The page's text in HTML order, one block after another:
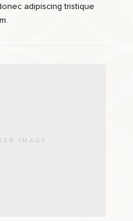
adipiscing tristique